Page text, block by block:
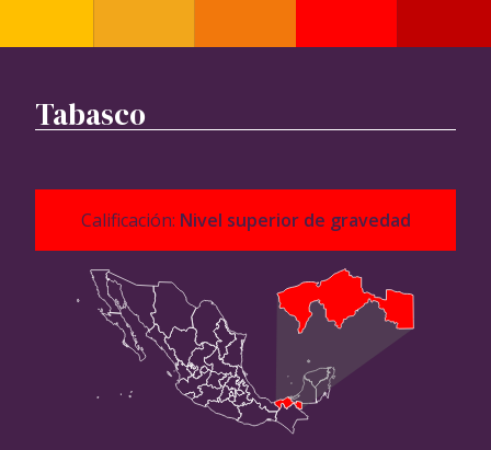
Tabasco
Calificación: Nivel superior de gravedad